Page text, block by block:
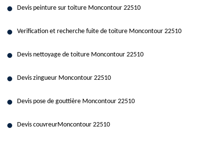
Devis peinture sur toiture Moncontour 22510
Verification et recherche fuite de toiture Moncontour 22510
Devis nettoyage de toiture Moncontour 22510
Devis zingueur Moncontour 22510
Devis pose de gouttière Moncontour 22510
Devis couvreurMoncontour 22510